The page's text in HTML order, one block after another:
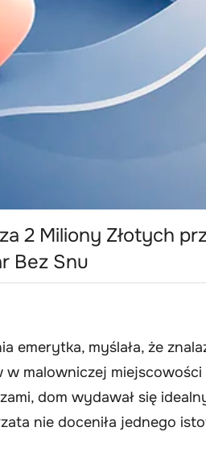
2 Miliony Złotych
Bez Snu
emerytka, myślała, że
malowniczej miejscowości
dom wydawał się
nie doceniła jednego